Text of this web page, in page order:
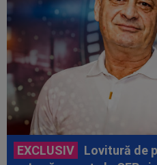
EXCLUSIV
Lovitură de